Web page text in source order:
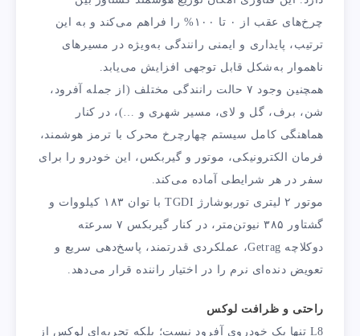
چرخ‌های عقب از ۰ تا ۱۰۰% را فراهم می‌کند و به این
ترتیب، پایداری و ایمنی رانندگی به‌ویژه در مسیرهای
ناهموار به‌شکل قابل ‌توجهی افزایش می‌یابد.
همچنین وجود ۷ حالت رانندگی مختلف (از جمله آفرود،
شن، برف، گل و لای، مسیر شهری و …)، در کنار
هماهنگی کامل سیستم چهارچرخ محرک با ترمز هوشمند،
فرمان الکترونیکی، موتور و گیربکس، این خودرو را برای
سفر در هر شرایطی آماده می‌کند.
موتور ۲ لیتری توربوشارژ TGDI با توان ۱۸۳ کیلووات و
گشتاور ۳۸۵ نیوتن‌متر، در کنار گیربکس ۷ سرعته
دوکلاچه Getrag، عملکردی قدرتمند، پاسخ‌دهی سریع‌ و
تعویض دنده‌ای نرم‌ را در اختیار راننده قرار می‌دهد.
راحتی و ظرافت لوکس
L8 تنها یک خودروی آفرود نیست؛ بلکه تجربه‌ای لوکس از